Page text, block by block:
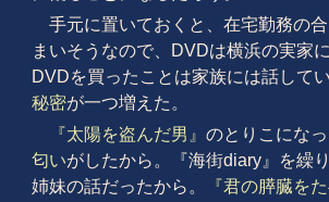
手元に置いておくと、在宅勤務の
まいそうなので、DVDは横浜の実家
DVDを買ったことは家族には話して
秘密が一つ増えた。
『太陽を盗んだ男』 のとりこにな
匂いがしたから。『海街diary』を繰
姉妹の話だったから。
『君の膵臓を